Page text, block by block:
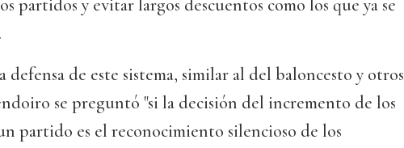
partidos y evitar largos descuentos como los que ya se
defensa de este sistema, similar al del baloncesto y otros
se preguntó "si la decisión del incremento de los
partido es el reconocimiento silencioso de los